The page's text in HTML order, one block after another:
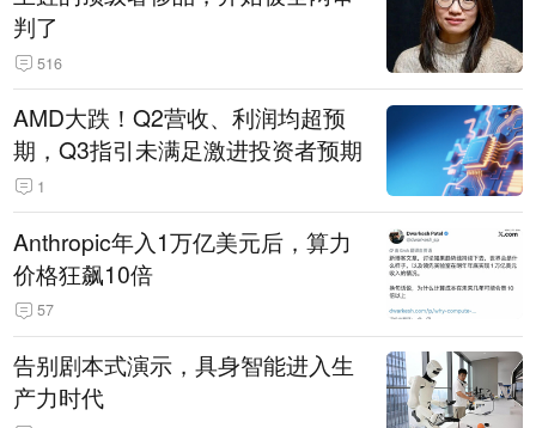
判了
516
AMD大跌！Q2营收、利润均超预
期，Q3指引未满足激进投资者预期
1
Anthropic年入1万亿美元后，算力
价格狂飙10倍
57
告别剧本式演示，具身智能进入生
产力时代